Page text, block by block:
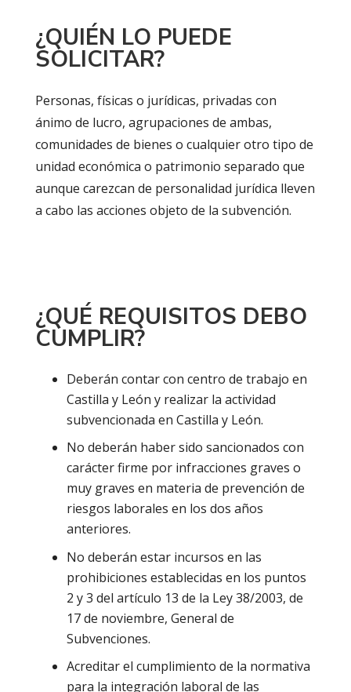
¿QUIÉN LO PUEDE
SOLICITAR?
Personas, físicas o jurídicas, privadas con
ánimo de lucro, agrupaciones de ambas,
comunidades de bienes o cualquier otro tipo de
unidad económica o patrimonio separado que
aunque carezcan de personalidad jurídica lleven
a cabo las acciones objeto de la subvención.
¿QUÉ REQUISITOS DEBO
CUMPLIR?
Deberán contar con centro de trabajo en
Castilla y León y realizar la actividad
subvencionada en Castilla y León.
No deberán haber sido sancionados con
carácter firme por infracciones graves o
muy graves en materia de prevención de
riesgos laborales en los dos años
anteriores.
No deberán estar incursos en las
prohibiciones establecidas en los puntos
2 y 3 del artículo 13 de la Ley 38/2003, de
17 de noviembre, General de
Subvenciones.
Acreditar el cumplimiento de la normativa
para la integración laboral de las